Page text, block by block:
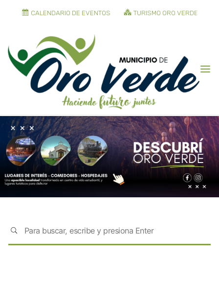
CALENDARIO DE EVENTOS TURISMO ORO VERDE